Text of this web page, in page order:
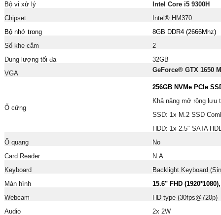
Bộ vi xử lý
Intel Core i5 9300H
Chipset
Intel® HM370
Bộ nhớ trong
8GB DDR4 (2666Mhz)
Số khe cắm
2
Dung lượng tối đa
32GB
VGA
GeForce® GTX 1650
Ổ cứng
256GB NVMe PCIe
Khả năng mở rộng lưu
SSD: 1x M.2 SSD
HDD: 1x 2.5" SATA
Ổ quang
No
Card Reader
N.A
Keyboard
Backlight Keyboard
Màn hình
15.6" FHD
Webcam
HD type (30fps@720p)
Audio
2x 2W